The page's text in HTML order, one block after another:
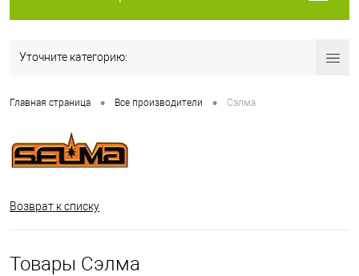
Уточните категорию:
Главная страница • Все производители • Сэлма
Возврат к списку
Товары Сэлма